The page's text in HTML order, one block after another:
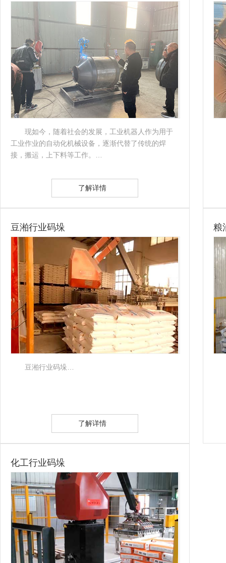
现如今，随着社会的发展，工业机器人作为用于
工业作业的自动化机械设备，逐渐代替了传统的焊
接，搬运，上下料等工作。…
了解详情
豆湐行业码垛
豆湐行业码垛…
了解详情
粮
化工行业码垛